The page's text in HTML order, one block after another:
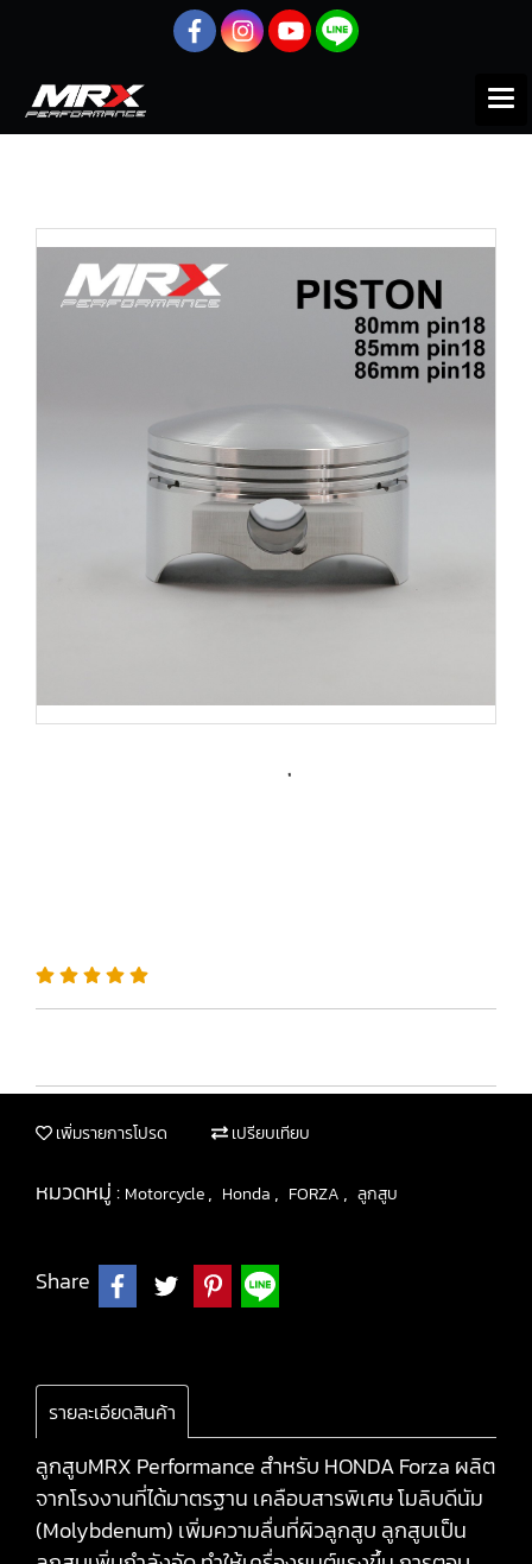
เพิ่มรายการโปรด เปรียบเทียบ
หมวดหมู่ : Motorcycle, Honda , FORZA , ลูกสูบ
Share
รายละเอียดสินค้า
ลูกสูบMRX Performance สำหรับ HONDA Forza ผลิต
จากโรงงานที่ได้มาตรฐาน เคลือบสารพิเศษ โมลิบดีนัม
(Molybdenum) เพิ่มความลื่นที่ผิวลูกสูบ ลูกสูบเป็น